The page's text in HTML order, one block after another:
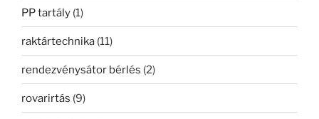
PP tartály (1)
raktártechnika (11)
rendezvénysátor bérlés (2)
rovarirtás (9)